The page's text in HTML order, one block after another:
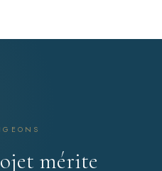
mérite